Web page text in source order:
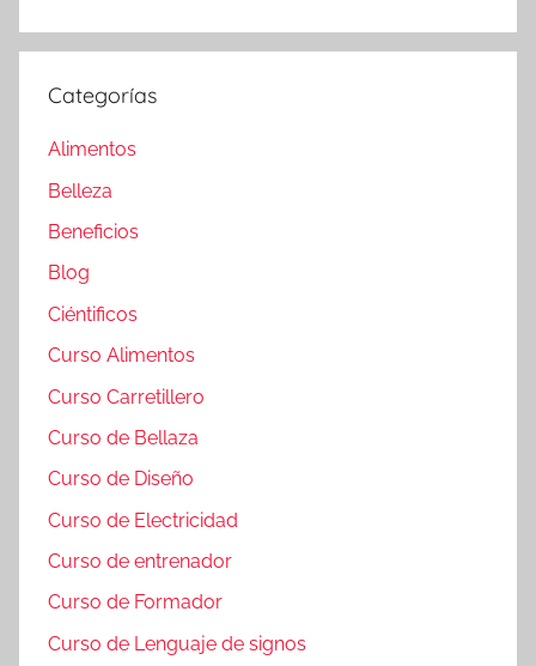
Categorías
Alimentos
Belleza
Beneficios
Blog
Ciéntificos
Curso Alimentos
Curso Carretillero
Curso de Bellaza
Curso de Diseño
Curso de Electricidad
Curso de entrenador
Curso de Formador
Curso de Lenguaje de signos